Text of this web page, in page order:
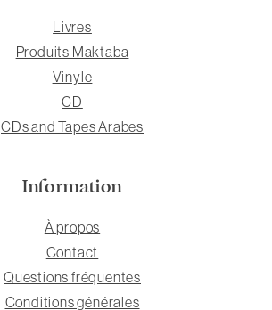
Livres
Produits Maktaba
Vinyle
CD
CDs and Tapes Arabes
Information
À propos
Contact
Questions fréquentes
Conditions générales